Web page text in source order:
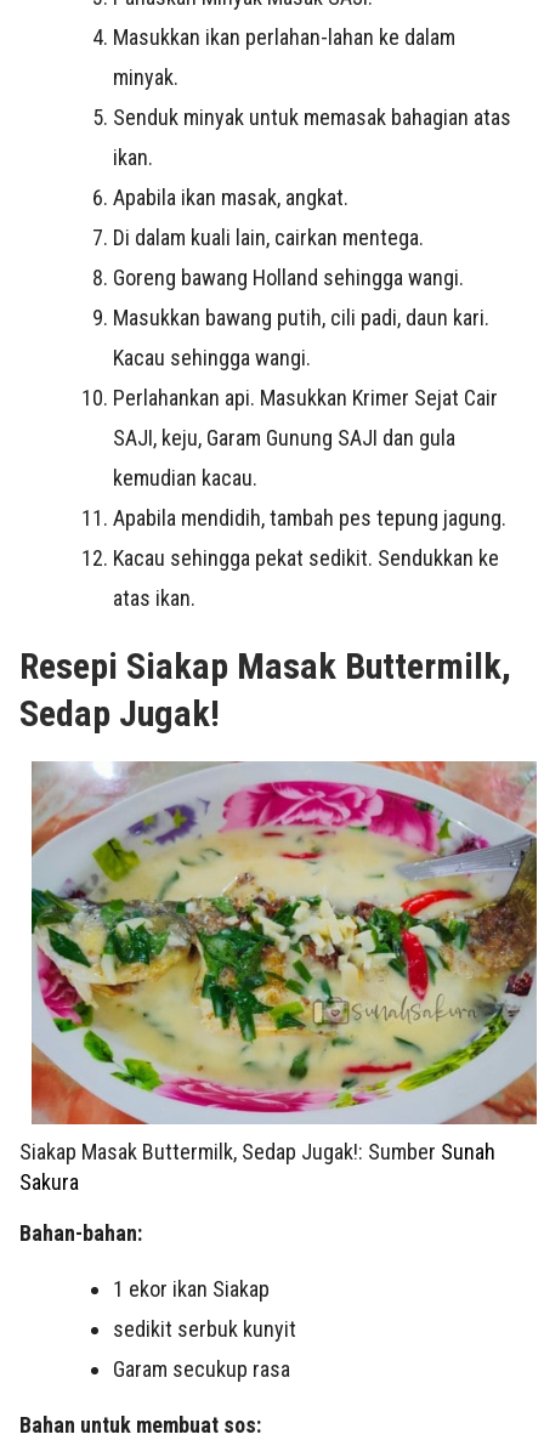
Masukkan ikan perlahan-lahan ke dalam
minyak.
Senduk minyak untuk memasak bahagian atas
ikan.
Apabila ikan masak, angkat.
Di dalam kuali lain, cairkan mentega.
Goreng bawang Holland sehingga wangi.
Masukkan bawang putih, cili padi, daun kari.
Kacau sehingga wangi.
Perlahankan api. Masukkan Krimer Sejat Cair
SAJI, keju, Garam Gunung SAJI dan gula
kemudian kacau.
Apabila mendidih, tambah pes tepung jagung.
Kacau sehingga pekat sedikit. Sendukkan ke
atas ikan.
Resepi Siakap Masak Buttermilk,
Sedap Jugak!
Siakap Masak Buttermilk, Sedap Jugak!: Sumber Sunah
Sakura
Bahan-bahan:
1 ekor ikan Siakap
sedikit serbuk kunyit
Garam secukup rasa
Bahan untuk membuat sos: